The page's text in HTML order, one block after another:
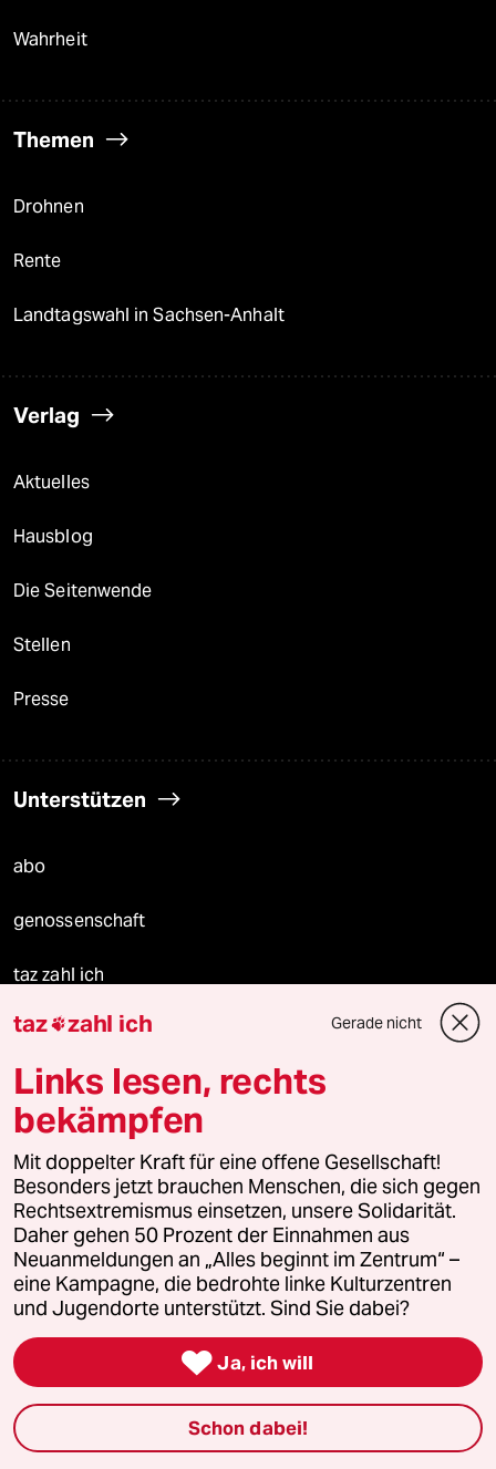
Wahrheit
Themen
Drohnen
Rente
Landtagswahl in Sachsen-Anhalt
Verlag
Aktuelles
Hausblog
Die Seitenwende
Stellen
Presse
Unterstützen
abo
genossenschaft
taz zahl ich
recherchefonds ausland
panterstiftung
panterpreis 2026
Podcast
bundestalk
fernverbindung
klima update°
taz zahl ich Gerade nicht
Links lesen, rechts
bekämpfen
Mit doppelter Kraft für eine offene Gesellschaft!
Besonders jetzt brauchen Menschen, die sich gegen
Rechtsextremismus einsetzen, unsere Solidarität.
Daher gehen 50 Prozent der Einnahmen aus
Neuanmeldungen an „Alles beginnt im Zentrum“ –
eine Kampagne, die bedrohte linke Kulturzentren
und Jugendorte unterstützt. Sind Sie dabei?
 Ja, ich will
Schon dabei!